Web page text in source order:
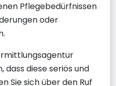
Pflegebedürfnissen
oder
dass diese seriös und
Sie sich über den Ruf